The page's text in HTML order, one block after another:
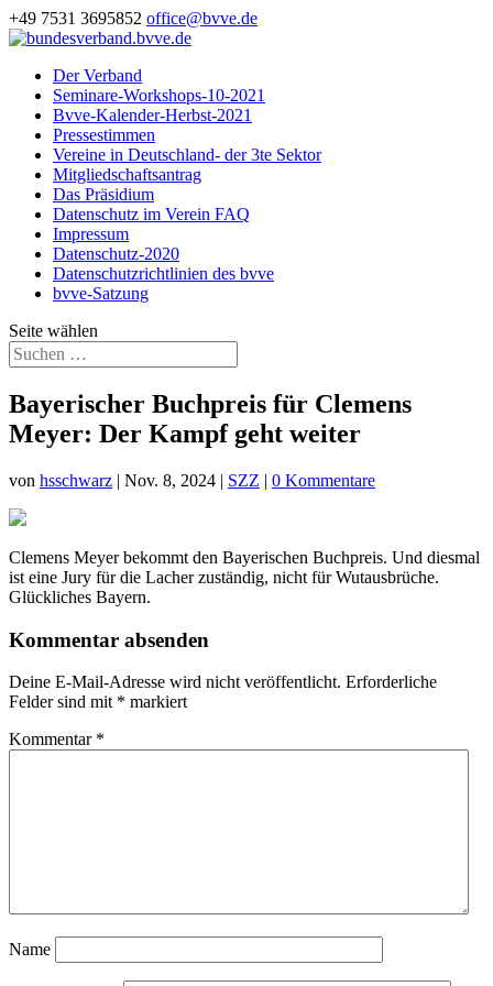
+49 7531 3695852 office@bvve.de
Der Verband
Seminare-Workshops-10-2021
Bvve-Kalender-Herbst-2021
Pressestimmen
Vereine in Deutschland- der 3te Sektor
Mitgliedschaftsantrag
Das Präsidium
Datenschutz im Verein FAQ
Impressum
Datenschutz-2020
Datenschutzrichtlinien des bvve
bvve-Satzung
Seite wählen
Bayerischer Buchpreis für Clemens
Meyer: Der Kampf geht weiter
von hsschwarz | Nov. 8, 2024 | SZZ | 0 Kommentare
Clemens Meyer bekommt den Bayerischen Buchpreis. Und diesmal
ist eine Jury für die Lacher zuständig, nicht für Wutausbrüche.
Glückliches Bayern.
Kommentar absenden
Deine E-Mail-Adresse wird nicht veröffentlicht. Erforderliche
Felder sind mit * markiert
Kommentar *
Name